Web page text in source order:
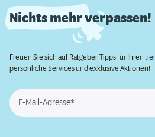
Nichts mehr verpassen!
Freuen Sie sich auf Ratgeber-Tipps für Ihren
persönliche Services und exklusive Aktionen!
E-Mail-Adresse*